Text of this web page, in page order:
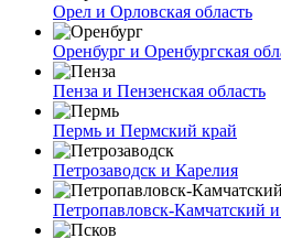
Орел и Орловская область
Оренбург и Оренбургская
Пенза и Пензенская область
Пермь и Пермский край
Петрозаводск и Карелия
Петропавловск-Камчатский